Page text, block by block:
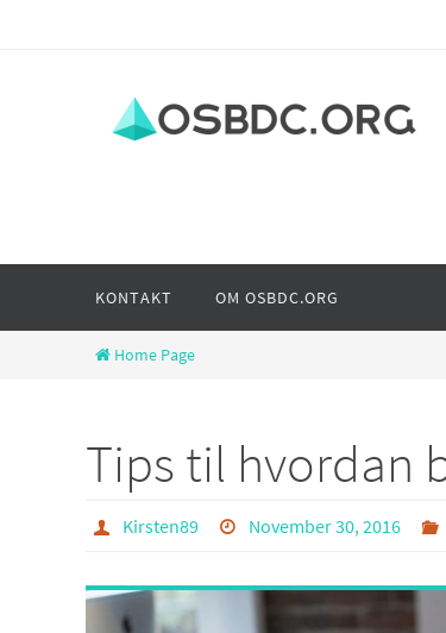
content
KONTAKT OM OSBDC.ORG
Home Page
Tips til hvordan
Kirsten89 November 30, 2016